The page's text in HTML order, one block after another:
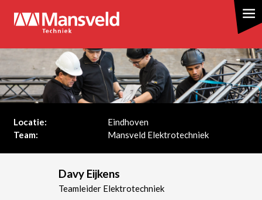
de
gaan
Locatie:
Eindhoven
Team:
Mansveld Elektrotechniek
Davy Eijkens
Teamleider Elektrotechniek